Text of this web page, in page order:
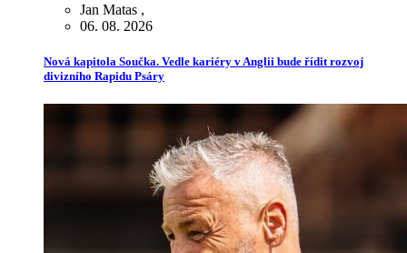
Jan Matas ,
06. 08. 2026
Nová kapitola Součka. Vedle kariéry v Anglii bude řídit rozvoj
divizního Rapidu Psáry